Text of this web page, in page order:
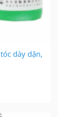
dày dặn,